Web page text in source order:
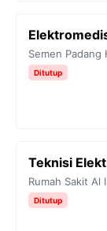
Semen Padang
Ditutup
Teknisi
Rumah Sakit Al
Ditutup